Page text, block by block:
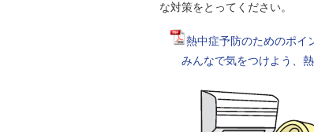
な対策をとってください。
熱中症予防のためのポイ
みんなで気をつけよう、